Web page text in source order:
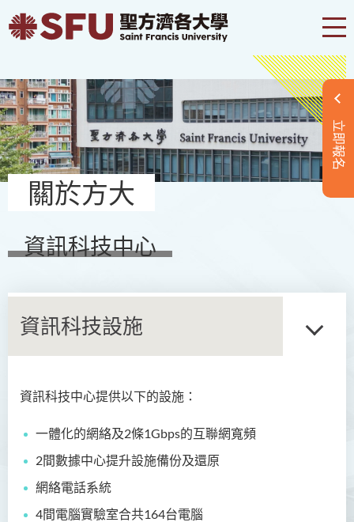
立即報名
關於方大
資訊科技中心
資訊科技設施
資訊科技中心提供以下的設施：
一體化的網絡及2條1Gbps的互聯網寬頻
2間數據中心提升設施備份及還原
網絡電話系統
4間電腦實驗室合共164台電腦
關於我們
宗旨
資訊科技設施